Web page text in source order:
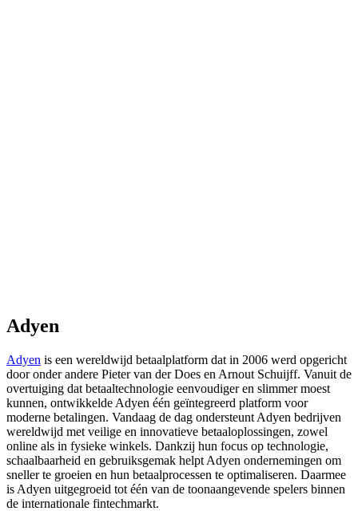
Adyen
Adyen is een wereldwijd betaalplatform dat in 2006 werd opgericht
door onder andere Pieter van der Does en Arnout Schuijff. Vanuit de
overtuiging dat betaaltechnologie eenvoudiger en slimmer moest
kunnen, ontwikkelde Adyen één geïntegreerd platform voor
moderne betalingen. Vandaag de dag ondersteunt Adyen bedrijven
wereldwijd met veilige en innovatieve betaaloplossingen, zowel
online als in fysieke winkels. Dankzij hun focus op technologie,
schaalbaarheid en gebruiksgemak helpt Adyen ondernemingen om
sneller te groeien en hun betaalprocessen te optimaliseren. Daarmee
is Adyen uitgegroeid tot één van de toonaangevende spelers binnen
de internationale fintechmarkt.